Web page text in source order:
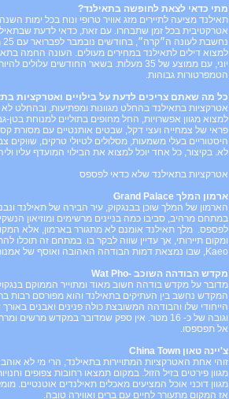
מתי כדאי לצאת לחופשה בתאילנד?
תאילנד מציעה לתיירים מזג אוויר טרופי ונוח בכל ימות
אטרקטיבית בכל זמן שתבחרו. עם זאת, כדאי לדעת
למצוא דילים לתאילנד במחירים מעולים. העונה החמה
יוני, עם ממוצע של 35 מעלות. בשאר החודשים
הטמפרטורות גבוהות.
כל מה שאתם צריכים לדעת על בילויים ואטרקציות ב
אטרקציות בתאילנד בהחלט מגוונות ומפתיעות, ובהחלט
למצוא מגוון אפשרויות, החל מחופים בתוליים למנוחת
פראי של צמחייה ועצי דקל, שבטים אותנטיים עם מסורת
היסטוריים בעלי משמעות, מסלולים לטיולי טרקים, שווקים
לא. בקיצור, כל אחד יוכל למצוא את הבילוי המועדף עליו
אטרקציות בתאילנד שלא כדאי לפספס
ארמון המלך Grand Palace
במתחם מרהיב, סביבו כמה בניינים מרשימים ומוזיאון
לפספס. מלך תאילנד אומנם לא מתגורר בארמון, אלא
ומקום תיירותי, אך עדיין שווה לבקר בו. במתחם זה
Kaeo, שבו נמצאת דמות הבודהה האהובה ואוסף של
מקדש הבודהה השוכב -Wat Pho
מדובר על מקדש בודהה חשוב מאוד ומתוייר הממוקם
המקדש נחשב בין העתיקים בתאילנד והוא מפורסם רבות
וגובה של כ- 16 מטר. אין ספק שמדובר במקדש
אל תפספסו.
צ'יינה טאון China Town
זוהי אחת האטרקציות המתויירות בתאילנד, הרי מי לא
מגוון פירטים בזיל הזול. במקום תמצאו רחובות צפופים
מגוון דוכני אוכל המציעים מאכלים תאילנדים אוטנטיים.
אז המקום מתעורר לחיים עם ברים ואווירה טובה.